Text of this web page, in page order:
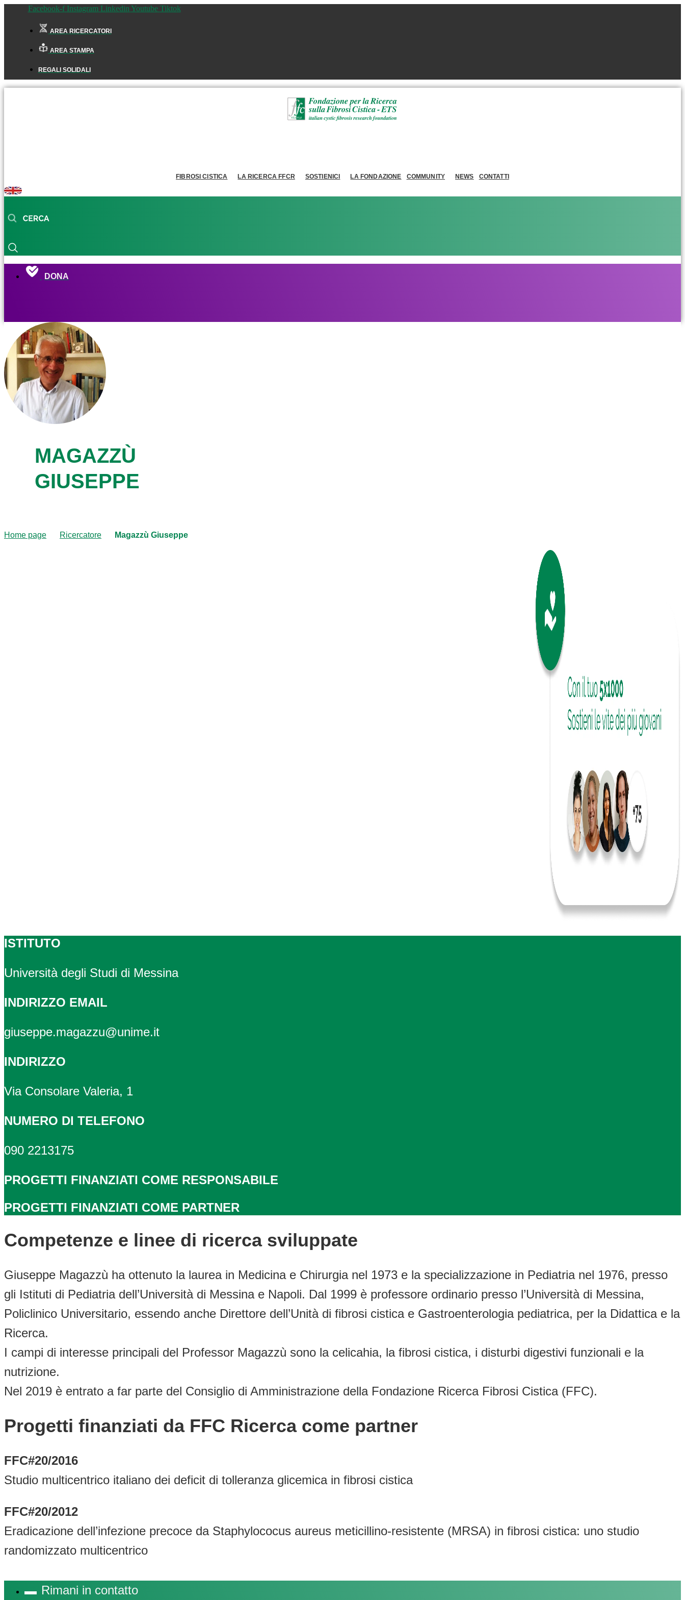
Facebook-f Instagram Linkedin Youtube Tiktok
AREA RICERCATORI
AREA STAMPA
REGALI SOLIDALI
FIBROSI CISTICA LA RICERCA FFCR SOSTIENICI LA FONDAZIONE COMMUNITY NEWS CONTATTI
DONA
MAGAZZÙ
GIUSEPPE
Home page Ricercatore Magazzù Giuseppe
ISTITUTO
Università degli Studi di Messina
INDIRIZZO EMAIL
giuseppe.magazzu@unime.it
INDIRIZZO
Via Consolare Valeria, 1
NUMERO DI TELEFONO
090 2213175
PROGETTI FINANZIATI COME RESPONSABILE
PROGETTI FINANZIATI COME PARTNER
Competenze e linee di ricerca sviluppate
Giuseppe Magazzù ha ottenuto la laurea in Medicina e Chirurgia nel 1973 e la specializzazione in Pediatria nel 1976, presso
gli Istituti di Pediatria dell’Università di Messina e Napoli. Dal 1999 è professore ordinario presso l’Università di Messina,
Policlinico Universitario, essendo anche Direttore dell’Unità di fibrosi cistica e Gastroenterologia pediatrica, per la Didattica e la
Ricerca.
I campi di interesse principali del Professor Magazzù sono la celicahia, la fibrosi cistica, i disturbi digestivi funzionali e la
nutrizione.
Nel 2019 è entrato a far parte del Consiglio di Amministrazione della Fondazione Ricerca Fibrosi Cistica (FFC).
Progetti finanziati da FFC Ricerca come partner
FFC#20/2016
Studio multicentrico italiano dei deficit di tolleranza glicemica in fibrosi cistica
FFC#20/2012
Eradicazione dell’infezione precoce da Staphylococus aureus meticillino-resistente (MRSA) in fibrosi cistica: uno studio
randomizzato multicentrico
Rimani in contatto